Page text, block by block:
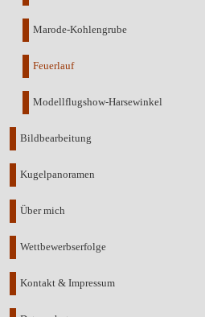
Marode-Kohlengrube
Feuerlauf
Modellflugshow-Harsewinkel
Bildbearbeitung
Kugelpanoramen
Über mich
Wettbewerbserfolge
Kontakt & Impressum